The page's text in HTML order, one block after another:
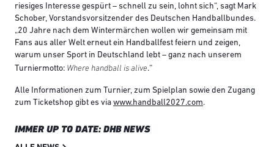
riesiges Interesse gespürt – schnell zu sein, lohnt sich“, sagt Mark
Schober, Vorstandsvorsitzender des Deutschen Handballbundes.
„20 Jahre nach dem Wintermärchen wollen wir gemeinsam mit
Fans aus aller Welt erneut ein Handballfest feiern und zeigen,
warum unser Sport in Deutschland lebt – ganz nach unserem
Turniermotto: Where handball is alive.“
Alle Informationen zum Turnier, zum Spielplan sowie den Zugang
zum Ticketshop gibt es via www.handball2027.com.
IMMER UP TO DATE: DHB NEWS